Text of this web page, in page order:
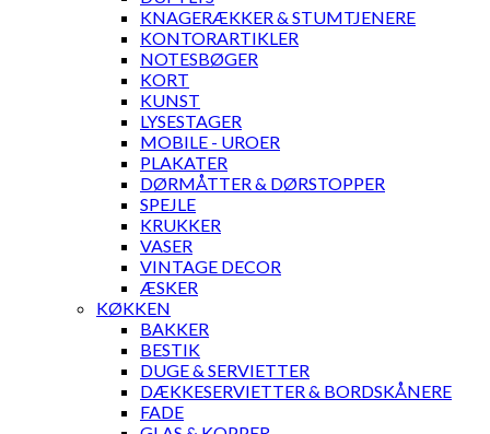
KNAGERÆKKER & STUMTJENERE
KONTORARTIKLER
NOTESBØGER
KORT
KUNST
LYSESTAGER
MOBILE - UROER
PLAKATER
DØRMÅTTER & DØRSTOPPER
SPEJLE
KRUKKER
VASER
VINTAGE DECOR
ÆSKER
KØKKEN
BAKKER
BESTIK
DUGE & SERVIETTER
DÆKKESERVIETTER & BORDSKÅNERE
FADE